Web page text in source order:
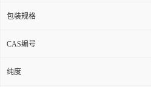
包装规格
CAS编号
纯度